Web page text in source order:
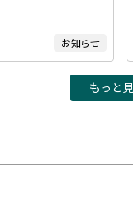
お知らせ
もっと